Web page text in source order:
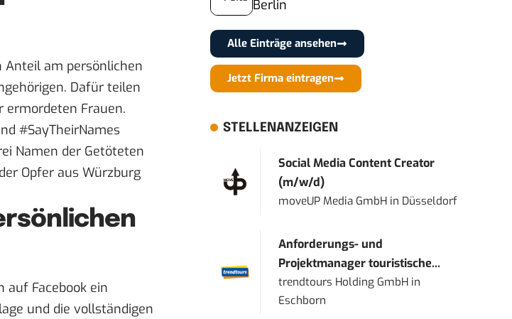
Anteil am persönlichen
Dafür teilen
ermordeten Frauen.
#SayTheirNames
Namen der Getöteten
Opfer aus Würzburg
Facebook ein
und die vollständigen
Berlin
Alle Einträge ansehen
Jetzt Firma eintragen
STELLENANZEIGEN
Social Media Content Creator
(m/w/d)
moveUP Media GmbH in Düsseldorf
Anforderungs- und
Projektmanager touristische...
trendtours Holding GmbH in
Eschborn